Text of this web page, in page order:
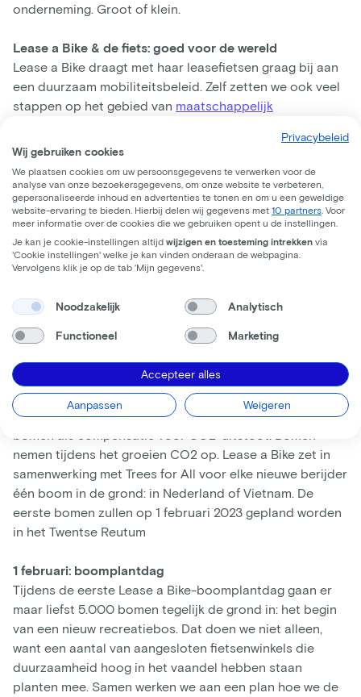
onderneming. Groot of klein.
Lease a Bike & de fiets: goed voor de wereld
Lease a Bike draagt met haar leasefietsen graag bij aan
een duurzaam mobiliteitsbeleid. Zelf zetten we ook veel
stappen op het gebied van maatschappelijk
CO2-neutraal en investeren we in het verduurzamen van
emissies uitstoot, is de productie en transport van de
fietsen alsnog belastend voor het milieu. Wij zoeken
manieren om dit te compenseren. Met oog voor planeet,
mens en samenleving schenken we bovendien 100 (e-)
bikes aan NGO’s, ter stimulering van het fietsen, en
maken voor iedereen
Trees for All: een fiets, een boom
samenwerking aangegaan metTrees for All
om één van de meest duurzame leasefietsaanbieder van
Nederland te worden. Trees for All plant wereldwijd
bomen als compensatie voor CO2-uitstoot. Bomen
nemen tijdens het groeien CO2 op. Lease a Bike zet in
samenwerking met Trees for All voor elke nieuwe berijder
één boom in de grond: in Nederland of Vietnam. De
eerste bomen zullen op 1 februari 2023 gepland worden
in het Twentse Reutum
1 februari: boomplantdag
Tijdens de eerste Lease a Bike-boomplantdag gaan er
maar liefst 5.000 bomen tegelijk de grond in: het begin
van een nieuw recreatiebos. Dat doen we niet alleen,
want een aantal van aangesloten fietsenwinkels die
duurzaamheid hoog in het vaandel hebben staan
planten mee. Samen werken we aan een plan hoe we de
Privacybeleid
Wij gebruiken cookies
We plaatsen cookies om uw persoonsgegevens te verwerken voor de
analyse van onze bezoekersgegevens, om onze website te verbeteren,
gepersonaliseerde inhoud en advertenties te tonen en om u een geweldige
website-ervaring te bieden. Hierbij delen wij gegevens met 10 partners . Voor
meer informatie over de cookies die we gebruiken opent u de instellingen.
Je kan je cookie-instellingen altijd wijzigen en toesteming intrekken via
'Cookie instellingen' welke je kan vinden onderaan de webpagina.
Vervolgens klik je op de tab ‘Mijn gegevens'.
Noodzakelijk Analytisch
Functioneel Marketing
Accepteer alles
Aanpassen Weigeren